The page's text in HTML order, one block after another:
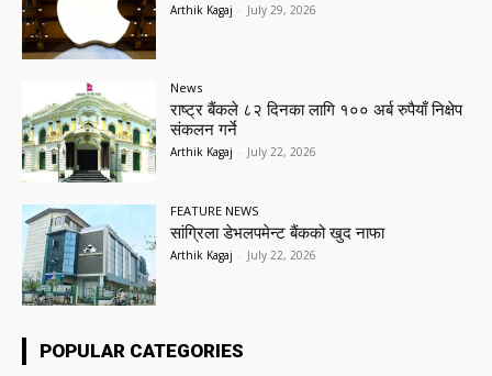
Arthik Kagaj - July 29, 2026
News
राष्ट्र बैंकले ८२ दिनका लागि १०० अर्ब रुपैयाँ निक्षेप
संकलन गर्ने
Arthik Kagaj - July 22, 2026
FEATURE NEWS
सांग्रिला डेभलपमेन्ट बैंकको खुद नाफा
Arthik Kagaj - July 22, 2026
POPULAR CATEGORIES